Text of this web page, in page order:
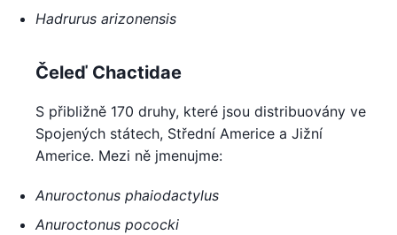
Hadrurus arizonensis
Čeleď Chactidae
S přibližně 170 druhy, které jsou distribuovány ve
Spojených státech, Střední Americe a Jižní
Americe. Mezi ně jmenujme:
Anuroctonus phaiodactylus
Anuroctonus pococki